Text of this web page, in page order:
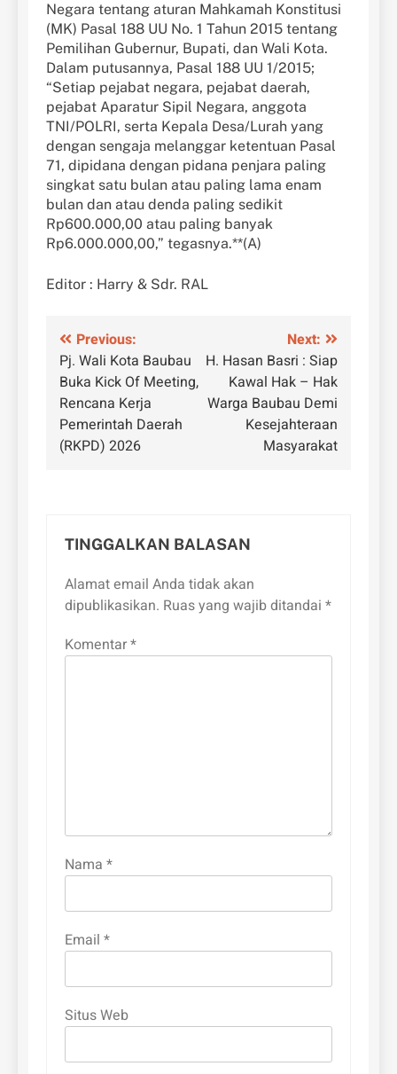
Negara tentang aturan Mahkamah Konstitusi
(MK) Pasal 188 UU No. 1 Tahun 2015 tentang
Pemilihan Gubernur, Bupati, dan Wali Kota.
Dalam putusannya, Pasal 188 UU 1/2015;
“Setiap pejabat negara, pejabat daerah,
pejabat Aparatur Sipil Negara, anggota
TNI/POLRI, serta Kepala Desa/Lurah yang
dengan sengaja melanggar ketentuan Pasal
71, dipidana dengan pidana penjara paling
singkat satu bulan atau paling lama enam
bulan dan atau denda paling sedikit
Rp600.000,00 atau paling banyak
Rp6.000.000,00,” tegasnya.**(A)
Editor : Harry & Sdr. RAL
Navigasi
pos
Previous:
Pj. Wali Kota Baubau
Buka Kick Of Meeting,
Rencana Kerja
Pemerintah Daerah
(RKPD) 2026
Next:
H. Hasan Basri : Siap
Kawal Hak – Hak
Warga Baubau Demi
Kesejahteraan
Masyarakat
TINGGALKAN BALASAN
Alamat email Anda tidak akan
dipublikasikan. Ruas yang wajib ditandai *
Komentar*
Nama *
Email *
Situs Web